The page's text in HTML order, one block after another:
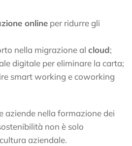
online per ridurre gli
nella migrazione al cloud;
digitale per eliminare la carta;
smart working e coworking
aziende nella formazione dei
non è solo
aziendale.